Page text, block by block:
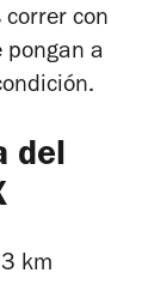
con
pongan a
del
km